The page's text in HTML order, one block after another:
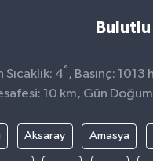
Bulutlu
4° , Basınç:
10 km, Gün
Aksaray Amasya